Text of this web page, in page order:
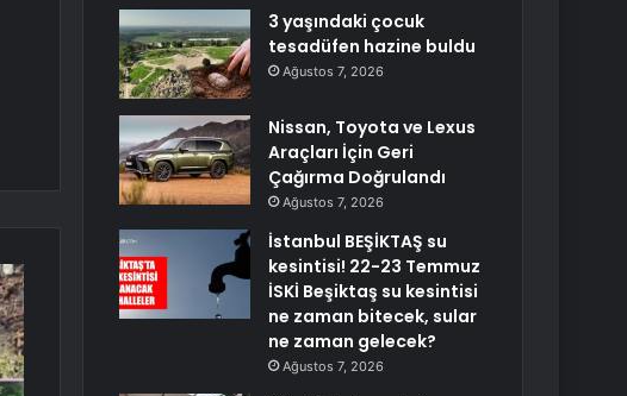
3 yaşındaki çocuk
tesadüfen hazine buldu
Ağustos 7, 2026
Nissan, Toyota ve Lexus
Araçları İçin Geri
Çağırma Doğrulandı
Ağustos 7, 2026
İstanbul BEŞİKTAŞ su
kesintisi! 22-23 Temmuz
İSKİ Beşiktaş su kesintisi
ne zaman bitecek, sular
ne zaman gelecek?
Ağustos 7, 2026